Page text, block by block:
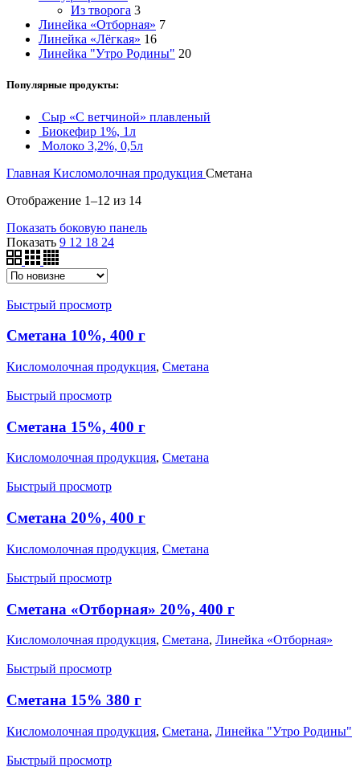
Из творога 3
Линейка «Отборная» 7
Линейка «Лёгкая» 16
Линейка "Утро Родины" 20
Популярные продукты:
Сыр «С ветчиной» плавленый
Биокефир 1%, 1л
Молоко 3,2%, 0,5л
Главная Кисломолочная продукция Сметана
Отображение 1–12 из 14Сортировка:
недавние
Показать боковую панель
Показать 9 12 18 24
Быстрый просмотр
Сметана 10%, 400 г
Кисломолочная продукция, Сметана
Быстрый просмотр
Сметана 15%, 400 г
Кисломолочная продукция, Сметана
Быстрый просмотр
Сметана 20%, 400 г
Кисломолочная продукция, Сметана
Быстрый просмотр
Сметана «Отборная» 20%, 400 г
Кисломолочная продукция, Сметана, Линейка «Отборная»
Быстрый просмотр
Сметана 15% 380 г
Кисломолочная продукция, Сметана, Линейка "Утро Родины"
Быстрый просмотр